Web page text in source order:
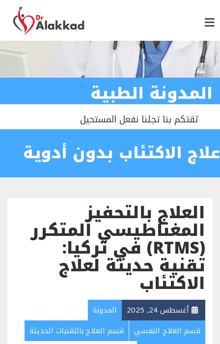
المدونة الطبية
ثقتكم بنا تجلنا نفعل المستحيل
علاج الاكتئاب بدون أدوية
العلاج بالتحفيز
المغناطيسي المتكرر
(RTMS) في تركيا:
تقنية حديثة لعلاج
الاكتئاب
أغسطس 24, 2025
المدونة
قسم العلاج النفسي
قسم العلاج بالتقنيات الحديثة